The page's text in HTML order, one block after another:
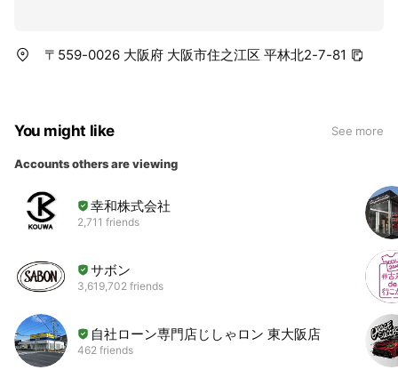
〒559-0026 大阪府 大阪市住之江区 平林北2-7-81
You might like See more
Accounts others are viewing
幸和株式会社
2,711 friends
サボン
3,619,702 friends
自社ローン専門店じしゃロン 東大阪店
462 friends